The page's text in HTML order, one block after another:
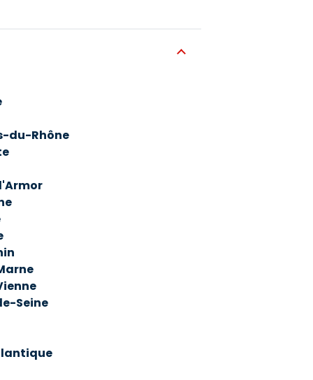
du-Rhône
Seine